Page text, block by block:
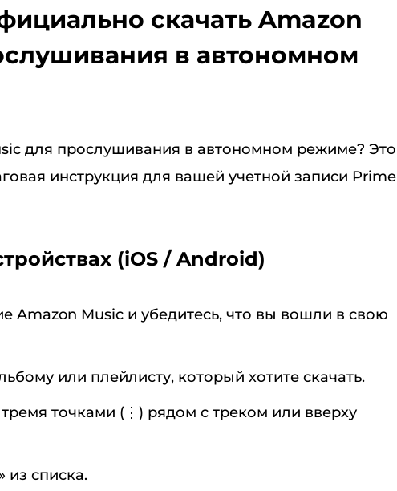
скачать Amazon
в автономном
для прослушивания в автономном режиме? Это
инструкция для вашей учетной записи Prime
(iOS / Android)
Amazon Music и убедитесь, что вы вошли в свою
или плейлисту, который хотите скачать.
точками (⋮) рядом с треком или вверху
из списка.